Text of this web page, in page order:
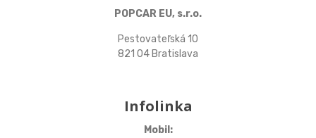
POPCAR EU, s.r.o.
Pestovateľská 10
821 04 Bratislava
Infolinka
Mobil: